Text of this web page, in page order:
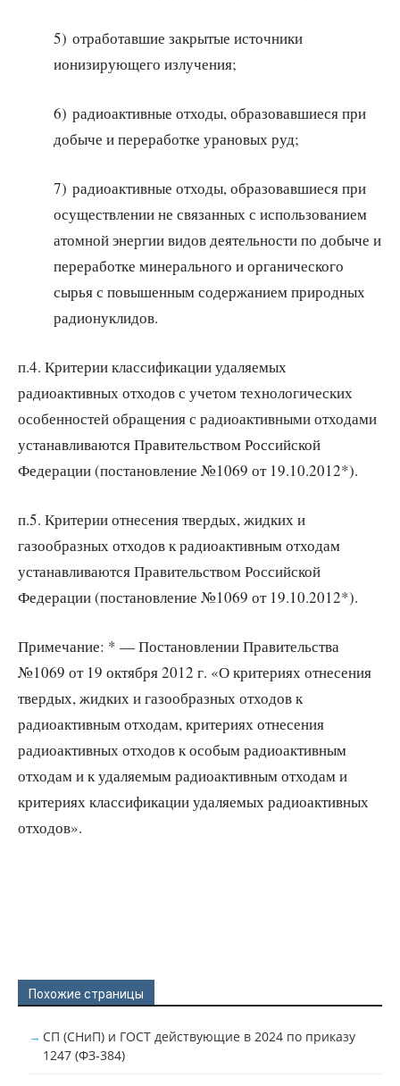
5) отработавшие закрытые источники
ионизирующего излучения;
6) радиоактивные отходы, образовавшиеся при
добыче и переработке урановых руд;
7) радиоактивные отходы, образовавшиеся при
осуществлении не связанных с использованием
атомной энергии видов деятельности по добыче и
переработке минерального и органического
сырья с повышенным содержанием природных
радионуклидов.
п.4. Критерии классификации удаляемых
радиоактивных отходов с учетом технологических
особенностей обращения с радиоактивными отходами
устанавливаются Правительством Российской
Федерации (постановление №1069 от 19.10.2012*).
п.5. Критерии отнесения твердых, жидких и
газообразных отходов к радиоактивным отходам
устанавливаются Правительством Российской
Федерации (постановление №1069 от 19.10.2012*).
Примечание: * — Постановлении Правительства
№1069 от 19 октября 2012 г. «О критериях отнесения
твердых, жидких и газообразных отходов к
радиоактивным отходам, критериях отнесения
радиоактивных отходов к особым радиоактивным
отходам и к удаляемым радиоактивным отходам и
критериях классификации удаляемых радиоактивных
отходов».
Похожие страницы
СП (СНиП) и ГОСТ действующие в 2024 по приказу
1247 (ФЗ-384)